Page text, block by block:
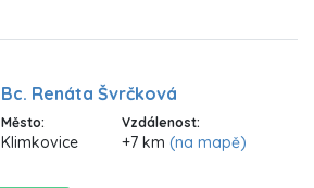
Bc. Renáta Švrčková
Město:
Klimkovice
Vzdálenost:
+7 km (na mapě)